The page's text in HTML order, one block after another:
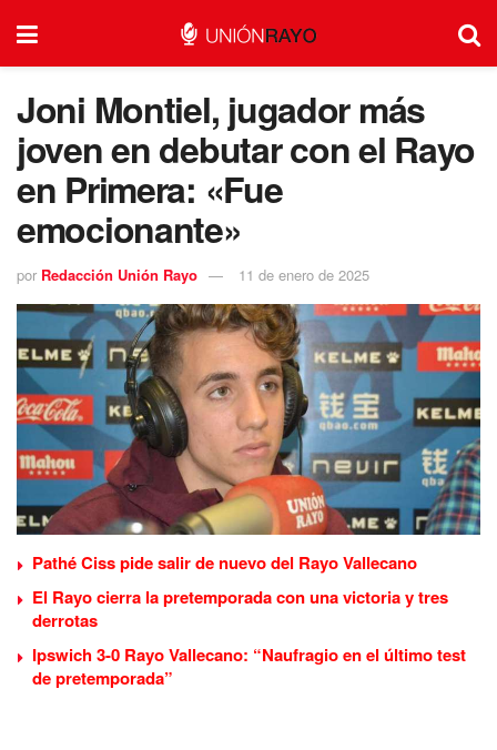
Joni Montiel, jugador más
joven en debutar con el Rayo
en Primera: «Fue
emocionante»
por Redacción Unión Rayo 11 de enero de 2025
Pathé Ciss pide salir de nuevo del Rayo Vallecano
El Rayo cierra la pretemporada con una victoria y tres
derrotas
Ipswich 3-0 Rayo Vallecano: “Naufragio en el último test
de pretemporada”